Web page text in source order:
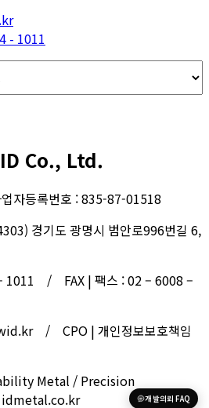
- 1011
Co., Ltd.
자등록번호 : 835-87-01518
경기도 광명시 범안로996번길 6,
1011 / FAX | 팩스 : 02 – 6008 –
/ CPO | 개인정보보호책임
Metal / Precision
개발의뢰 FAQ